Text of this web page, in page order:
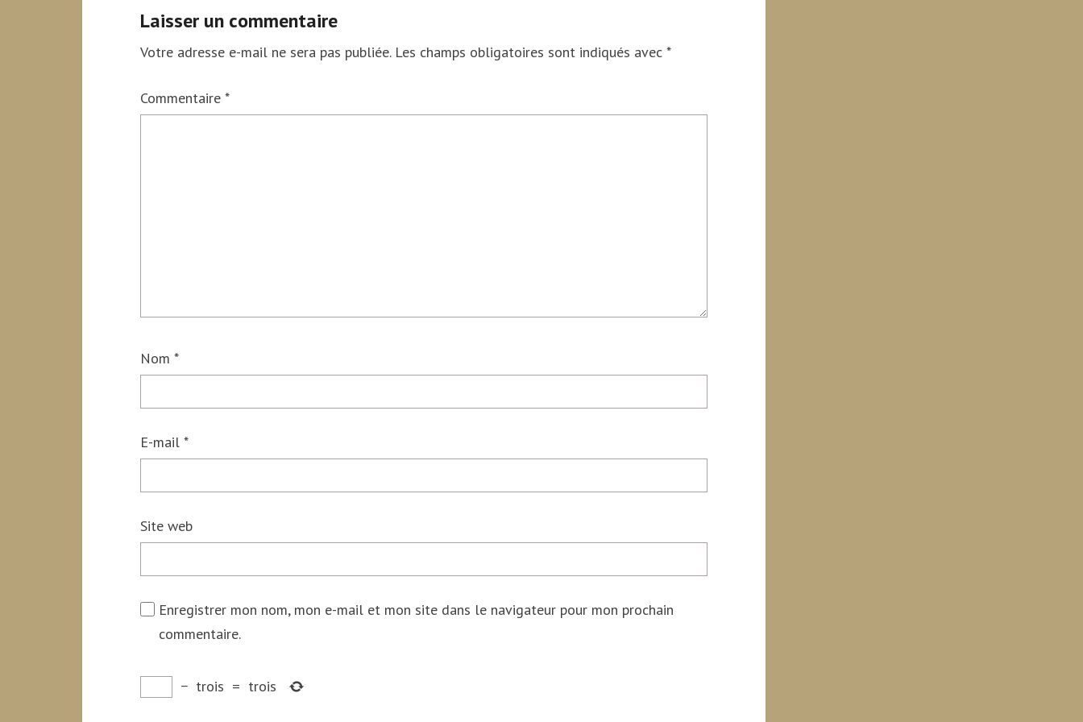
Laisser un commentaire
Votre adresse e-mail ne sera pas publiée. Les champs obligatoires sont indiqués avec *
Commentaire *
Nom *
E-mail *
Site web
Enregistrer mon nom, mon e-mail et mon site dans le navigateur pour mon prochain
commentaire.
− trois = trois